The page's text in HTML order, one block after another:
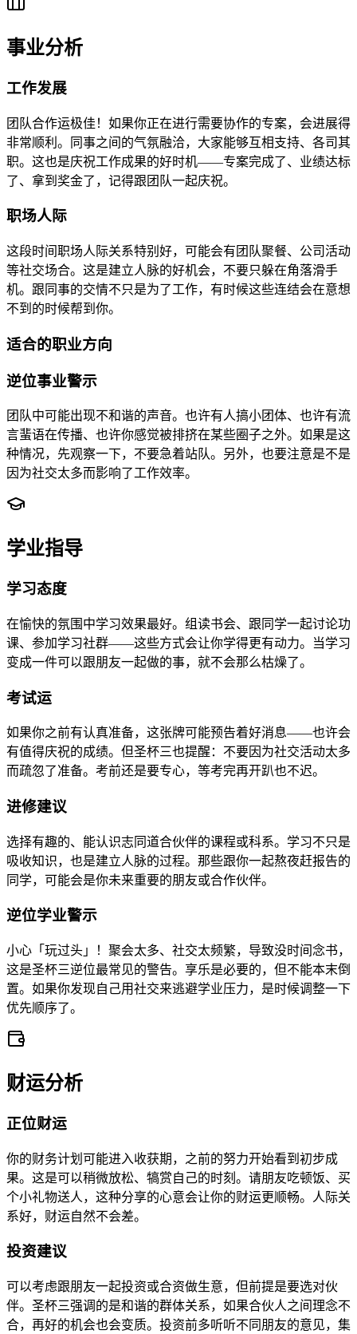
事业分析
工作发展
团队合作运极佳！如果你正在进行需要协作的专案，会进展得
非常顺利。同事之间的气氛融洽，大家能够互相支持、各司其
职。这也是庆祝工作成果的好时机——专案完成了、业绩达标
了、拿到奖金了，记得跟团队一起庆祝。
职场人际
这段时间职场人际关系特别好，可能会有团队聚餐、公司活动
等社交场合。这是建立人脉的好机会，不要只躲在角落滑手
机。跟同事的交情不只是为了工作，有时候这些连结会在意想
不到的时候帮到你。
适合的职业方向
逆位事业警示
团队中可能出现不和谐的声音。也许有人搞小团体、也许有流
言蜚语在传播、也许你感觉被排挤在某些圈子之外。如果是这
种情况，先观察一下，不要急着站队。另外，也要注意是不是
因为社交太多而影响了工作效率。
学业指导
学习态度
在愉快的氛围中学习效果最好。组读书会、跟同学一起讨论功
课、参加学习社群——这些方式会让你学得更有动力。当学习
变成一件可以跟朋友一起做的事，就不会那么枯燥了。
考试运
如果你之前有认真准备，这张牌可能预告着好消息——也许会
有值得庆祝的成绩。但圣杯三也提醒：不要因为社交活动太多
而疏忽了准备。考前还是要专心，等考完再开趴也不迟。
进修建议
选择有趣的、能认识志同道合伙伴的课程或科系。学习不只是
吸收知识，也是建立人脉的过程。那些跟你一起熬夜赶报告的
同学，可能会是你未来重要的朋友或合作伙伴。
逆位学业警示
小心「玩过头」！聚会太多、社交太频繁，导致没时间念书，
这是圣杯三逆位最常见的警告。享乐是必要的，但不能本末倒
置。如果你发现自己用社交来逃避学业压力，是时候调整一下
优先顺序了。
财运分析
正位财运
你的财务计划可能进入收获期，之前的努力开始看到初步成
果。这是可以稍微放松、犒赏自己的时刻。请朋友吃顿饭、买
个小礼物送人，这种分享的心意会让你的财运更顺畅。人际关
系好，财运自然不会差。
投资建议
可以考虑跟朋友一起投资或合资做生意，但前提是要选对伙
伴。圣杯三强调的是和谐的群体关系，如果合伙人之间理念不
合，再好的机会也会变质。投资前多听听不同朋友的意见，集